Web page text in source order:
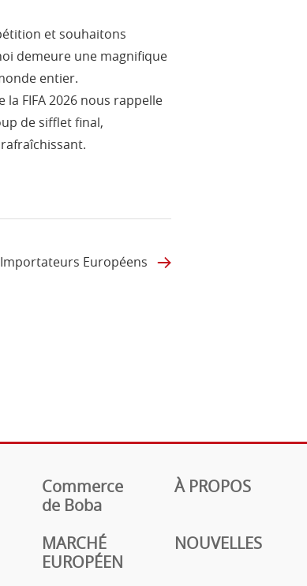
et souhaitons
demeure une magnifique
entier.
FIFA 2026 nous rappelle
de sifflet final,
Européens
Commerce
de Boba
À PROPOS
MARCHÉ
EUROPÉEN
NOUVELLES